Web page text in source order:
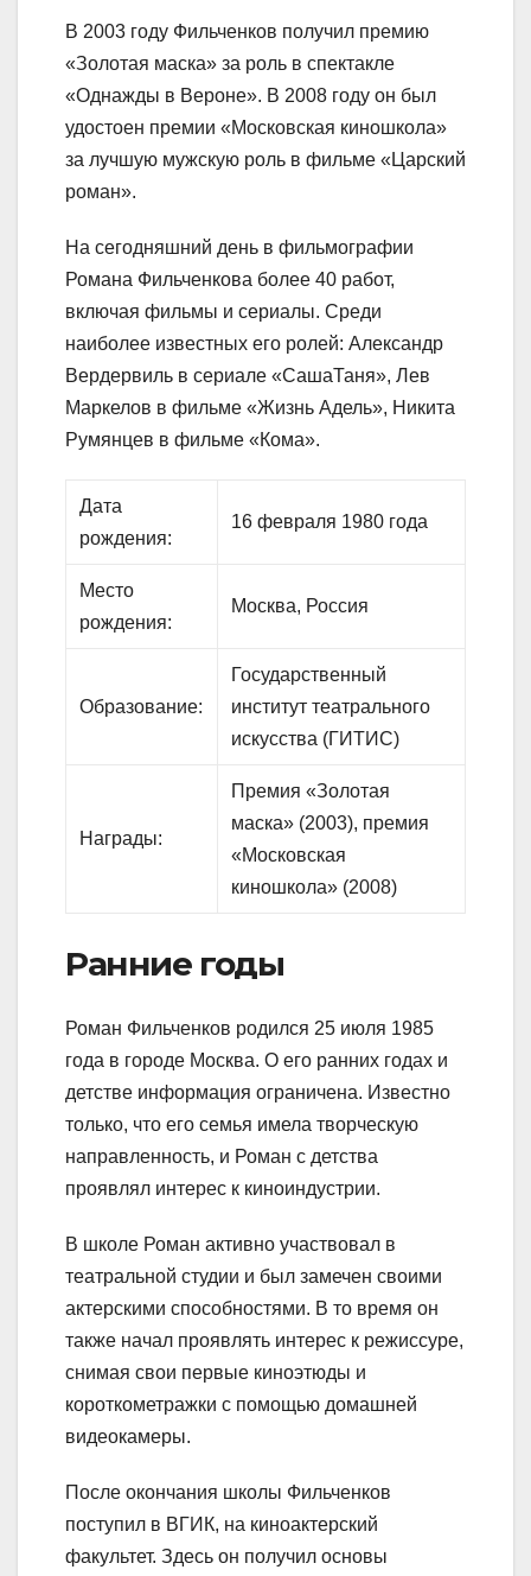
В 2003 году Фильченков получил премию
«Золотая маска» за роль в спектакле
«Однажды в Вероне». В 2008 году он был
удостоен премии «Московская киношкола»
за лучшую мужскую роль в фильме «Царский
роман».
На сегодняшний день в фильмографии
Романа Фильченкова более 40 работ,
включая фильмы и сериалы. Среди
наиболее известных его ролей: Александр
Вердервиль в сериале «СашаТаня», Лев
Маркелов в фильме «Жизнь Адель», Никита
Румянцев в фильме «Кома».
Дата
рождения:
16 февраля 1980 года
Место
рождения:
Москва, Россия
Образование:
Государственный
институт театрального
искусства (ГИТИС)
Награды:
Премия «Золотая
маска» (2003), премия
«Московская
киношкола» (2008)
Ранние годы
Роман Фильченков родился 25 июля 1985
года в городе Москва. О его ранних годах и
детстве информация ограничена. Известно
только, что его семья имела творческую
направленность, и Роман с детства
проявлял интерес к киноиндустрии.
В школе Роман активно участвовал в
театральной студии и был замечен своими
актерскими способностями. В то время он
также начал проявлять интерес к режиссуре,
снимая свои первые киноэтюды и
короткометражки с помощью домашней
видеокамеры.
После окончания школы Фильченков
поступил в ВГИК, на киноактерский
факультет. Здесь он получил основы